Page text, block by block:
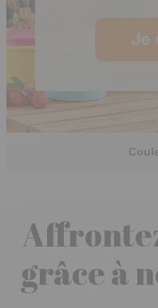
grâce à